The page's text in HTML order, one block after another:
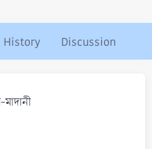
o
n
t
History Discussion